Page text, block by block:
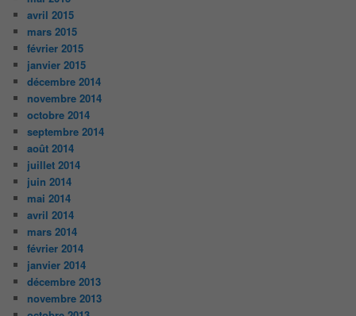
avril 2015
mars 2015
février 2015
janvier 2015
décembre 2014
novembre 2014
octobre 2014
septembre 2014
août 2014
juillet 2014
juin 2014
mai 2014
avril 2014
mars 2014
février 2014
janvier 2014
décembre 2013
novembre 2013